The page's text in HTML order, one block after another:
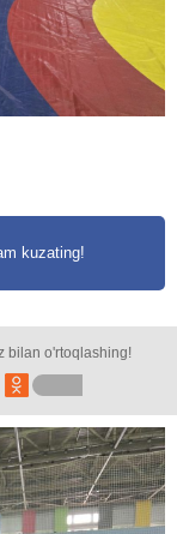
kuzating!
bilan o'rtoqlashing!